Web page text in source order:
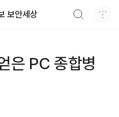
보안세상
은 PC 종합병